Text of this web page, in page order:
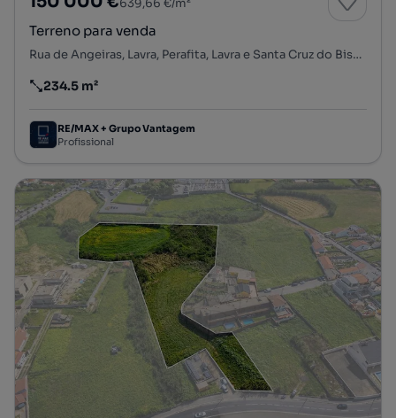
Terreno para venda
Rua de Angeiras, Lavra, Perafita, Lavra e Santa Cruz do Bispo, Matosinhos, Porto
Preço por metro quadrado
234.5 m²
RE/MAX + Grupo Vantagem
Profissional